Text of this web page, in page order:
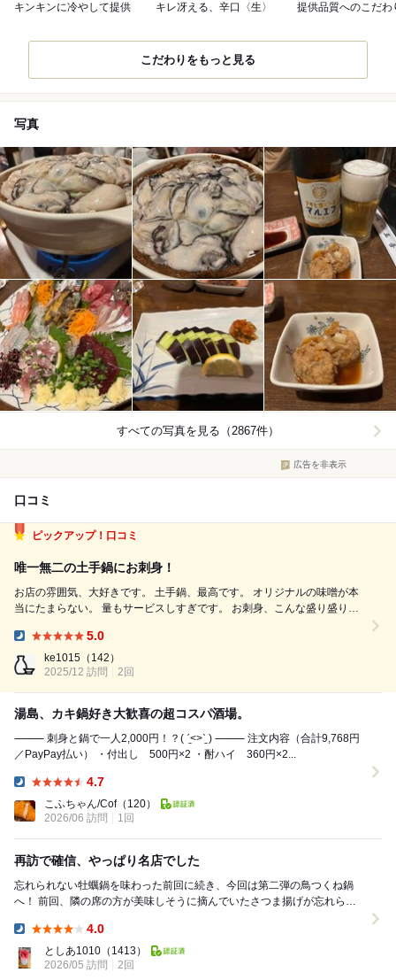
キンキンに冷やして提供 キレ冴える、辛口〈生〉 提供品質へのこだわ
こだわりをもっと見る
写真
すべての写真を見る（2867件）
広告を非表示
口コミ
ピックアップ！口コミ
唯一無二の土手鍋にお刺身！
お店の雰囲気、大好きです。 土手鍋、最高です。 オリジナルの味噌が本
当にたまらない。 量もサービスしすぎです。 お刺身、こんな盛り盛り他
わしに…何頼んでも美味しいんですよ。 雰囲気も昔ながらの落ち着く空
間で、居心地...
5.0
ke1015 （142）
2025/12 訪問
2回
湯島、カキ鍋好き大歓喜の超コスパ酒場。
⸻ 刺身と鍋で一人2,000円！？( ˊ̱˂˃ˋ̱ ) ⸻ 注文内容（合計9,768円
／PayPay払い） ・付出し 500円×2 ・酎ハイ 360円×2...
4.7
こふちゃん/Cof （120）
2026/06 訪問
1回
再訪で確信、やっぱり名店でした
忘れられない牡蠣鍋を味わった前回に続き、今回は第二弾の鳥つくね鍋
へ！ 前回、隣の席の方が美味しそうに摘んでいたさつま揚げが忘れられ
4.0
としあ1010 （1413）
2026/05 訪問
2回